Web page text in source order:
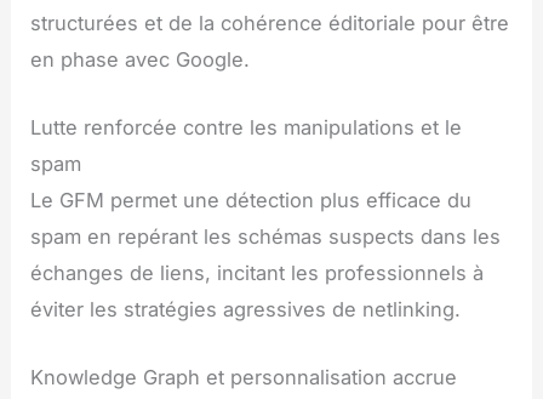
structurées et de la cohérence éditoriale pour être
en phase avec Google.
Lutte renforcée contre les manipulations et le
spam
Le GFM permet une détection plus efficace du
spam en repérant les schémas suspects dans les
échanges de liens, incitant les professionnels à
éviter les stratégies agressives de netlinking.
Knowledge Graph et personnalisation accrue